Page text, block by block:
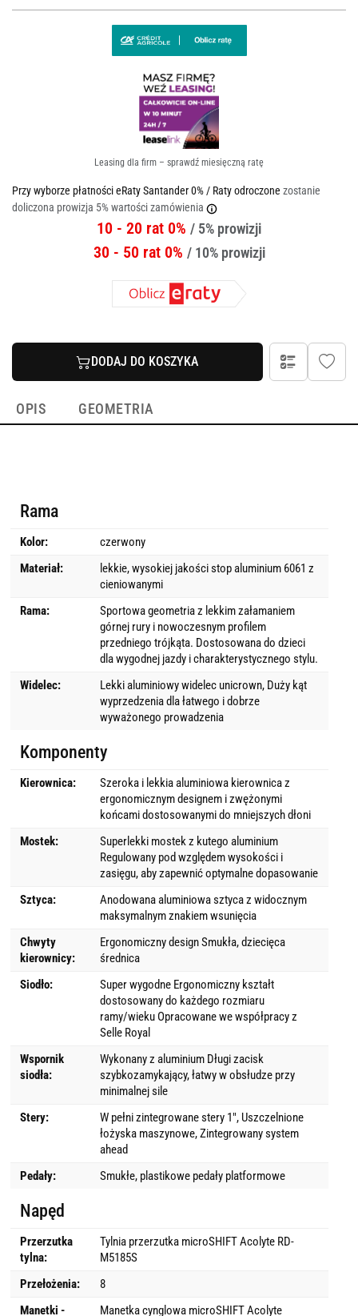
Leasing dla firm – sprawdź miesięczną ratę
Przy wyborze płatności eRaty Santander 0% / Raty odroczone zostanie
doliczona prowizja 5% wartości zamówienia
10 - 20 rat 0% / 5% prowizji
30 - 50 rat 0% / 10% prowizji
DODAJ DO KOSZYKA
OPIS GEOMETRIA
Rama
Kolor:
czerwony
Materiał:
lekkie, wysokiej jakości stop aluminium 6061 z
cieniowanymi
Rama:
Sportowa geometria z lekkim załamaniem
górnej rury i nowoczesnym profilem
przedniego trójkąta. Dostosowana do dzieci
dla wygodnej jazdy i charakterystycznego stylu.
Widelec:
Lekki aluminiowy widelec unicrown, Duży kąt
wyprzedzenia dla łatwego i dobrze
wyważonego prowadzenia
Komponenty
Kierownica:
Szeroka i lekkia aluminiowa kierownica z
ergonomicznym designem i zwężonymi
końcami dostosowanymi do mniejszych dłoni
Mostek:
Superlekki mostek z kutego aluminium
Regulowany pod względem wysokości i
zasięgu, aby zapewnić optymalne dopasowanie
Sztyca:
Anodowana aluminiowa sztyca z widocznym
maksymalnym znakiem wsunięcia
Chwyty
kierownicy:
Ergonomiczny design Smukła, dziecięca
średnica
Siodło:
Super wygodne Ergonomiczny kształt
dostosowany do każdego rozmiaru
ramy/wieku Opracowane we współpracy z
Selle Royal
Wspornik
siodła:
Wykonany z aluminium Długi zacisk
szybkozamykający, łatwy w obsłudze przy
minimalnej sile
Stery:
W pełni zintegrowane stery 1", Uszczelnione
łożyska maszynowe, Zintegrowany system
ahead
Pedały:
Smukłe, plastikowe pedały platformowe
Napęd
Przerzutka
tylna:
Tylnia przerzutka microSHIFT Acolyte RD-
M5185S
Przełożenia:
8
Manetki -
Manetka cynglowa microSHIFT Acolyte